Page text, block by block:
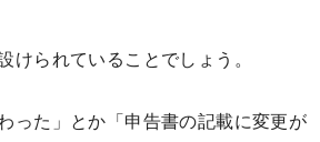
られていることでしょう。
った」とか「申告書の記載に変更が